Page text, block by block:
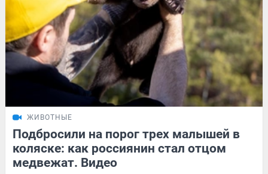
ЖИВОТНЫЕ
Подбросили на порог трех малышей в
коляске: как россиянин стал отцом
медвежат. Видео